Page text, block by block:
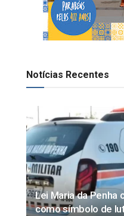
Notícias Recentes
Lei Maria da Penha
como símbolo de